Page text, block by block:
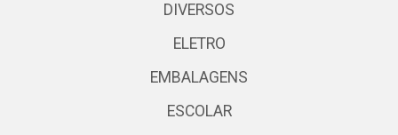
DIVERSOS
ELETRO
EMBALAGENS
ESCOLAR